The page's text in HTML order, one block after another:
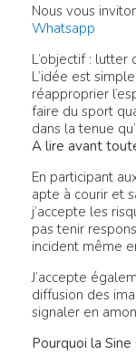
Nous vous
Whatsapp
L’objectif :
L’idée est
réapproprier
faire du sport
dans la tenue
A lire avant
En participant
apte à courir et
j’accepte les
pas tenir
incident même
J’accepte
diffusion des
signaler en
Pourquoi la Sine